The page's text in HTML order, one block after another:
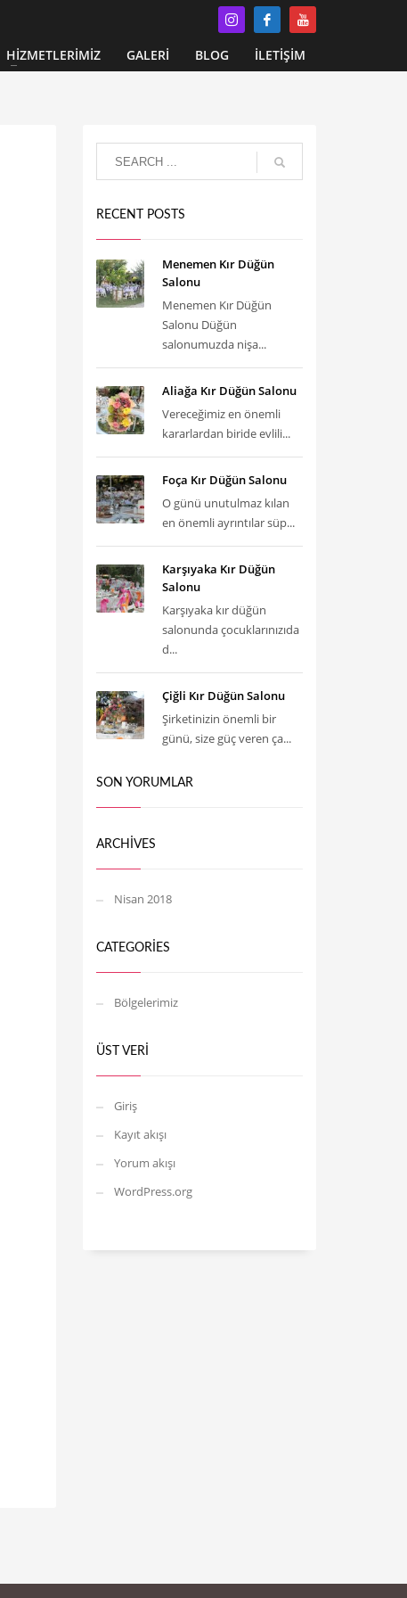
HİZMETLERİMİZ GALERİ BLOG İLETİŞİM
RECENT POSTS
Menemen Kır Düğün
Salonu
Menemen Kır Düğün
Salonu Düğün
salonumuzda nişa...
Aliağa Kır Düğün Salonu
Vereceğimiz en önemli
kararlardan biride evlili...
Foça Kır Düğün Salonu
O günü unutulmaz kılan
en önemli ayrıntılar süp...
Karşıyaka Kır Düğün
Salonu
Karşıyaka kır düğün
salonunda çocuklarınızıda
d...
Çiğli Kır Düğün Salonu
Şirketinizin önemli bir
günü, size güç veren ça...
SON YORUMLAR
ARCHIVES
Nisan 2018
CATEGORIES
Bölgelerimiz
ÜST VERI
Giriş
Kayıt akışı
Yorum akışı
WordPress.org